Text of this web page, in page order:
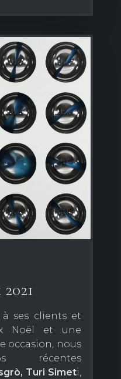
ses clients et
Noël et une
occasion, nous
récentes
Turi Simeti,